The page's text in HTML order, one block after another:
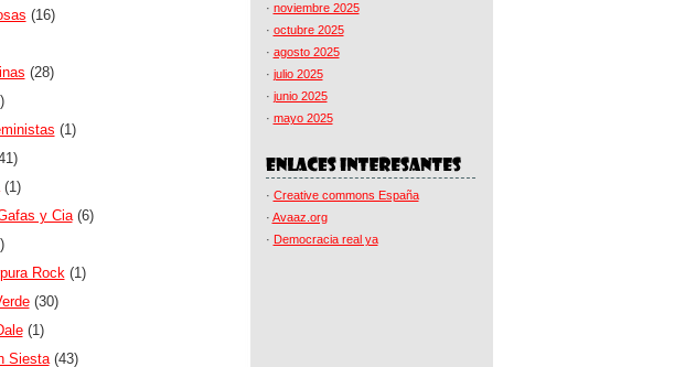
(16)
(28)
(1)
(1)
y Cia(6)
Rock (1)
(30)
(1)
Siesta(43)
· noviembre 2025
· octubre 2025
· agosto 2025
· julio 2025
· junio 2025
· mayo 2025
· Creative commons España
· Avaaz.org
· Democracia real ya